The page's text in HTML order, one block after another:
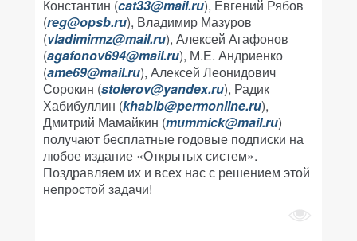
Константин (cat33@mail.ru), Евгений Рябов
(reg@opsb.ru), Владимир Мазуров
(vladimirmz@mail.ru), Алексей Агафонов
(agafonov694@mail.ru), М.Е. Андриенко
(ame69@mail.ru), Алексей Леонидович
Сорокин (stolerov@yandex.ru), Радик
Хабибуллин (khabib@permonline.ru),
Дмитрий Мамайкин (mummick@mail.ru)
получают бесплатные годовые подписки на
любое издание «Открытых систем».
Поздравляем их и всех нас с решением этой
непростой задачи!